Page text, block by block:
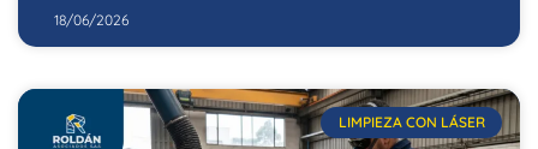
18/06/2026
LIMPIEZA CON LÁSER